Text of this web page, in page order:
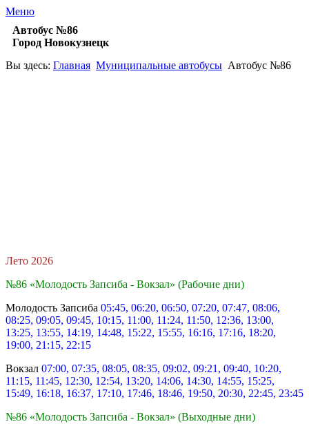
Меню
Автобус №86
Город Новокузнецк
Вы здесь: Главная Муниципальные автобусы Автобус №86
Лето 2026
№86 «Молодость Запсиба - Вокзал» (Рабочие дни)
Молодость Запсиба 05:45, 06:20, 06:50, 07:20, 07:47, 08:06,
08:25, 09:05, 09:45, 10:15, 11:00, 11:24, 11:50, 12:36, 13:00,
13:25, 13:55, 14:19, 14:48, 15:22, 15:55, 16:16, 17:16, 18:20,
19:00, 21:15, 22:15
Вокзал 07:00, 07:35, 08:05, 08:35, 09:02, 09:21, 09:40, 10:20,
11:15, 11:45, 12:30, 12:54, 13:20, 14:06, 14:30, 14:55, 15:25,
15:49, 16:18, 16:37, 17:10, 17:46, 18:46, 19:50, 20:30, 22:45, 23:45
№86 «Молодость Запсиба - Вокзал» (Выходные дни)